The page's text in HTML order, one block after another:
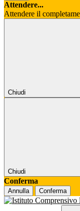
Attendere...
Attendere il
Chiudi
Chiudi
Conferma
Annulla Conferma